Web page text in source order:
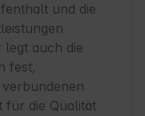
und die
legt auch die
fest,
für die Qualität